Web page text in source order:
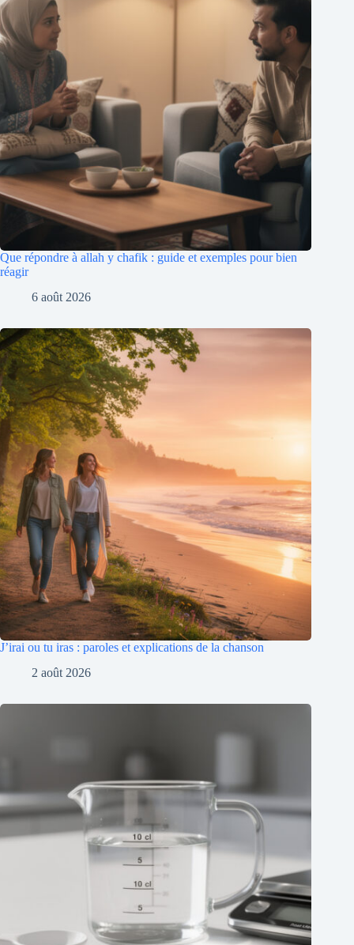
Que répondre à allah y chafik : guide et exemples pour bien
réagir
6 août 2026
J’irai ou tu iras : paroles et explications de la chanson
2 août 2026